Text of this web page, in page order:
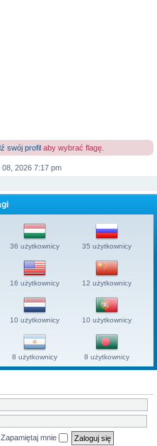
swój profil aby wybrać flagę.
2026 7:17 pm
36 użytkownicy 35 użytkownicy
16 użytkownicy 12 użytkownicy
10 użytkownicy 10 użytkownicy
8 użytkownicy 8 użytkownicy
Zapamiętaj mnie